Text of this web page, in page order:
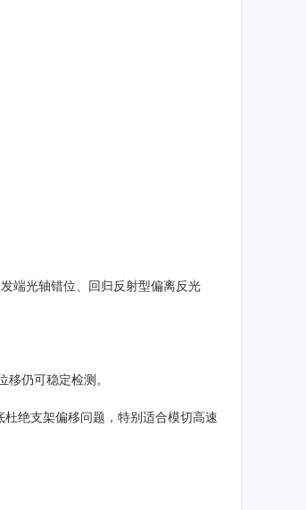
端光轴错位、回归反射型偏离反光
仍可稳定检测。
绝支架偏移问题，特别适合模切高速